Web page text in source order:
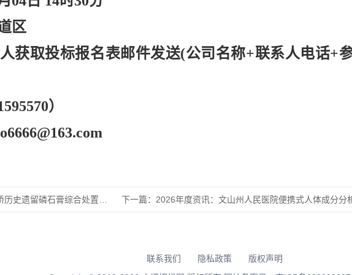
区
获取投标报名表邮件发送(公司名称+联系人电话+
）
留磷石膏综合处置项目Ⅰ期全 下一篇： 2026年度资讯：文山州人民医院便携式人体成分分析仪采购项
联系我们 隐私政策
版权声明